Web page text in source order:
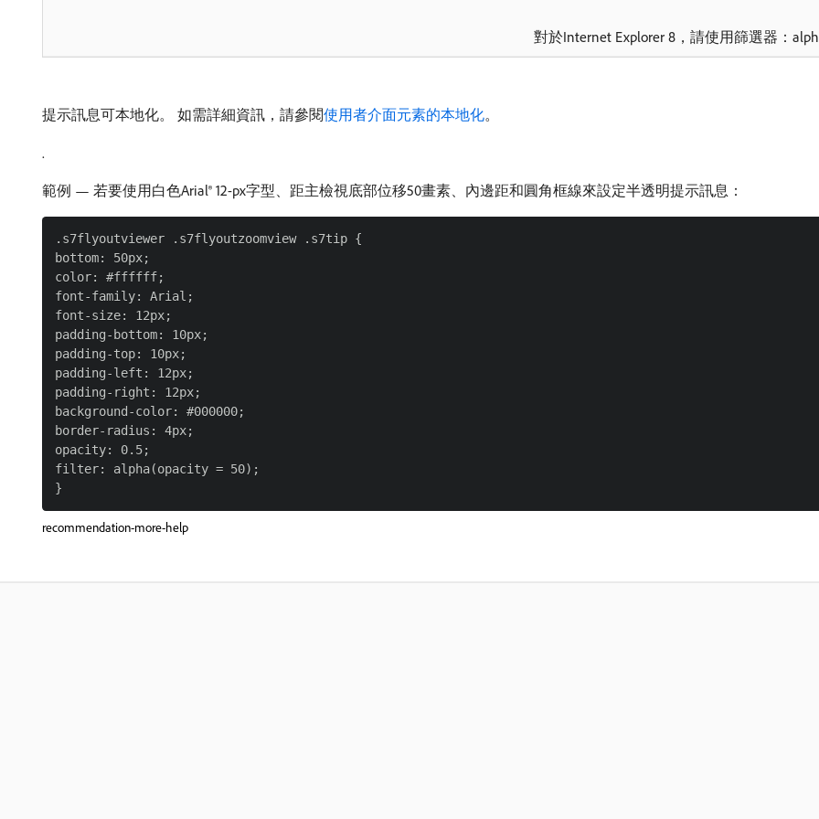
對於Internet Explorer 8，請使用篩選器：
提示訊息可本地化。 如需詳細資訊，請參閱使用者介面元素的本地化。
.
範例 — 若要使用白色Arial® 12-px字型、距主檢視底部位移50畫素、內邊距和圓角框線來設定半透明提示訊息：
.s7flyoutviewer .s7flyoutzoomview .s7tip {
bottom: 50px;
color: #ffffff;
font-family: Arial;
font-size: 12px;
padding-bottom: 10px;
padding-top: 10px;
padding-left: 12px;
padding-right: 12px;
background-color: #000000;
border-radius: 4px;
opacity: 0.5;
filter: alpha(opacity = 50);
recommendation-more-help